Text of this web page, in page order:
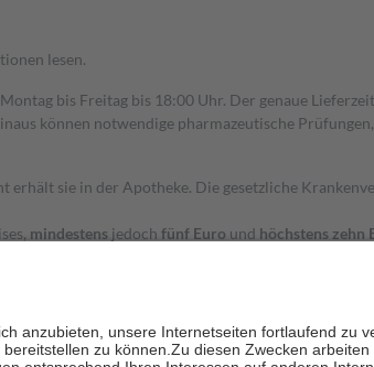
lesen.
bis Freitag bis 18:00 Uhr. Der genaue
können notwendige pharmazeutische
sie in der Apotheke. Die gesetzliche
mindestens jedoch fünf Euro und höchstens zehn
Stellung der Familie zu unterstützen, fallen